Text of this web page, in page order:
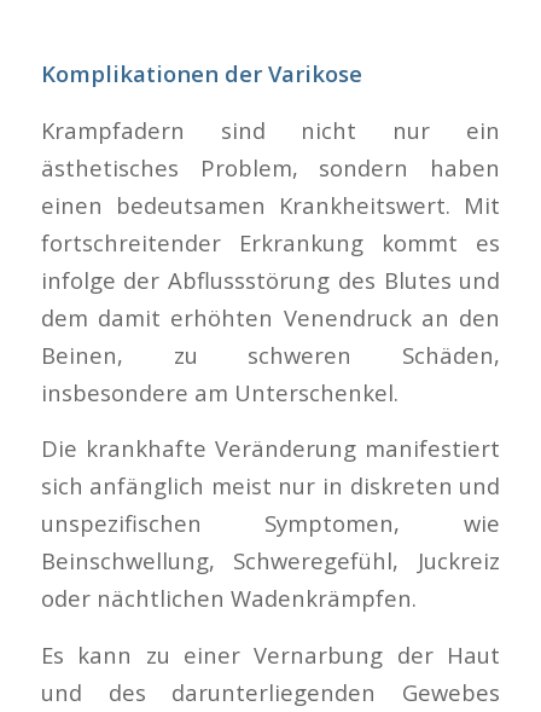
Komplikationen der Varikose
Krampfadern sind nicht nur ein
ästhetisches Problem, sondern haben
einen bedeutsamen Krankheitswert. Mit
fortschreitender Erkrankung kommt es
infolge der Abflussstörung des Blutes und
dem damit erhöhten Venendruck an den
Beinen, zu schweren Schäden,
insbesondere am Unterschenkel.
Die krankhafte Veränderung manifestiert
sich anfänglich meist nur in diskreten und
unspezifischen Symptomen, wie
Beinschwellung, Schweregefühl, Juckreiz
oder nächtlichen Wadenkrämpfen.
Es kann zu einer Vernarbung der Haut
und des darunterliegenden Gewebes